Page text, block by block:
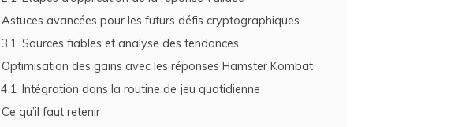
Astuces avancées pour les futurs défis cryptographiques
3.1 Sources fiables et analyse des tendances
Optimisation des gains avec les réponses Hamster Kombat
4.1 Intégration dans la routine de jeu quotidienne
Ce qu’il faut retenir